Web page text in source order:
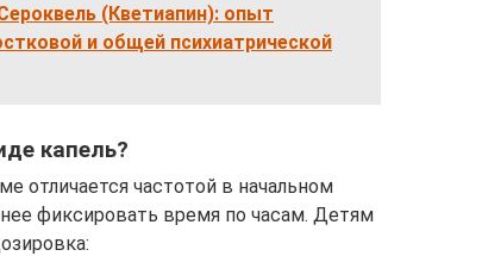
(Кветиапин): опыт
и общей психиатрической
капель?
отличается частотой в начальном
фиксировать время по часам. Детям